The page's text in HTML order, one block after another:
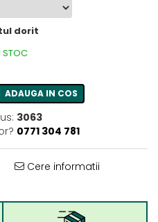
dorit
STOC
ADAUGA IN COS
3063
0771 304 781
Cere informatii